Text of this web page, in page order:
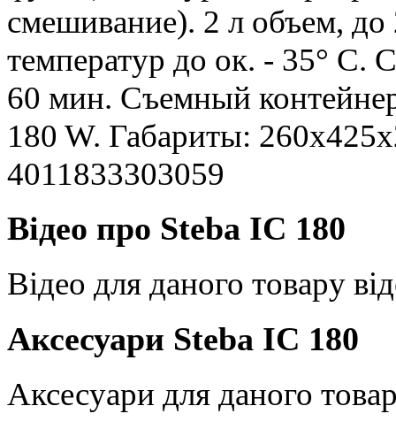
смешивание). 2 л объем,
температур до ок. - 35° C.
60 мин. Съемный
180 W. Габариты:
4011833303059
Відео про Steba IC 180
Відео для даного товару
Аксесуари Steba IC 180
Аксесуари для даного